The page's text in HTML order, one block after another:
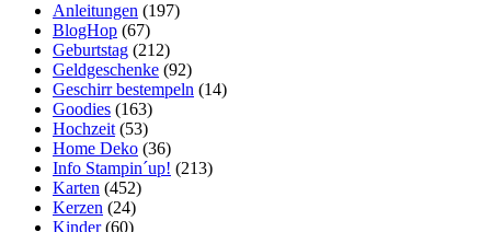
Anleitungen (197)
BlogHop (67)
Geburtstag (212)
Geldgeschenke (92)
Geschirr bestempeln (14)
Goodies (163)
Hochzeit (53)
Home Deko (36)
Info Stampin´up! (213)
Karten (452)
Kerzen (24)
Kinder(60)